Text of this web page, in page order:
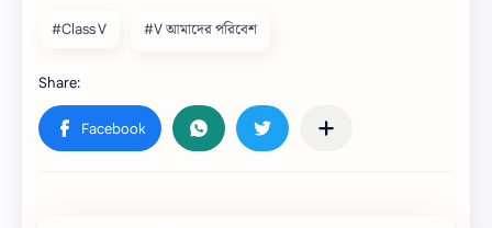
#Class V #V আমাদের পরিবেশ